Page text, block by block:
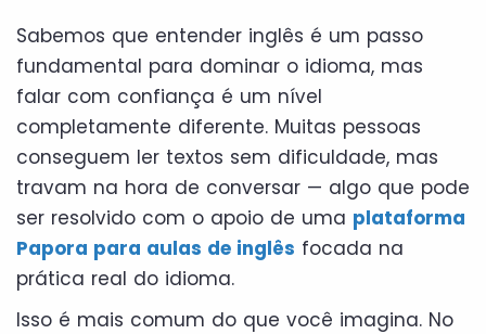
Sabemos que entender inglês é um passo
fundamental para dominar o idioma, mas
falar com confiança é um nível
completamente diferente. Muitas pessoas
conseguem ler textos sem dificuldade, mas
travam na hora de conversar — algo que pode
ser resolvido com o apoio de uma plataforma
Papora para aulas de inglês focada na
prática real do idioma.
Isso é mais comum do que você imagina. No